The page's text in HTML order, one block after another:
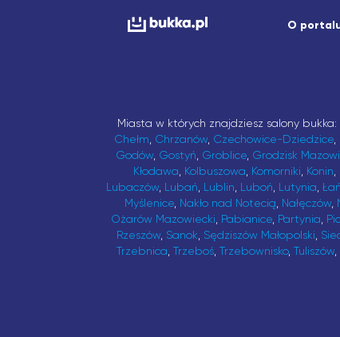
O
Miasta w których znajdziesz salony bukka:
Chełm Chrzanów, Czechowice-Dziedzice,
Godów Gostyń Groblice Grodzisk
Kłodawa Kolbuszowa Komorniki Konin
Lubaczów, Lubań Lublin Luboń Lutynia
Myślenice, Nakło nad Notecią Nałęczów,
Ożarów Mazowiecki Pabianice, Partynia
Rzeszów, Sanok Sędziszów Małopolski
Trzebnica Trzeboś Trzebownisko, Tuliszów